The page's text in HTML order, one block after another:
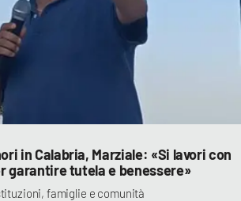
in Calabria, Marziale: «Si lavori con
garantire tutela e benessere»
famiglie e comunità